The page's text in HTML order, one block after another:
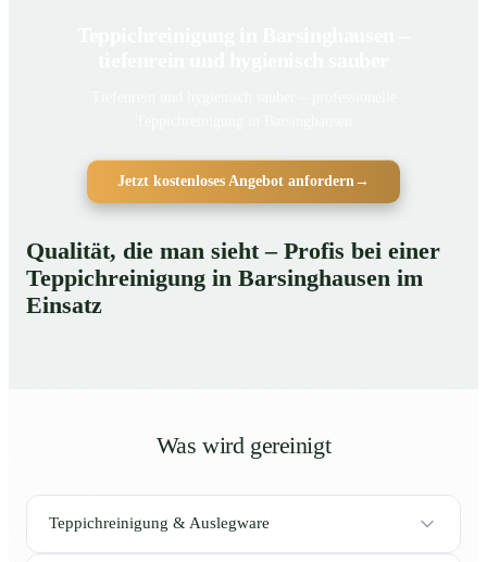
Jetzt kostenloses Angebot anfordern →
Qualität, die man sieht – Profis bei einer
Teppichreinigung in Barsinghausen im
Einsatz
Was wird gereinigt
Teppichreinigung & Auslegware